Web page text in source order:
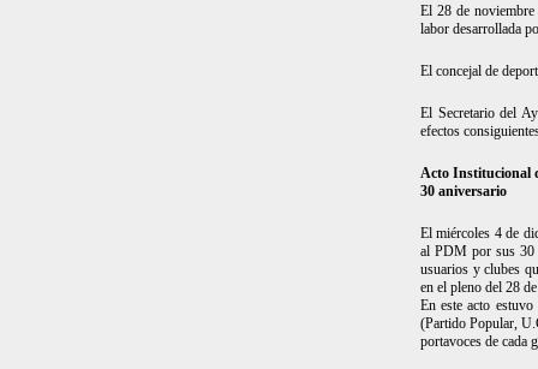
El 28 de noviembre
labor desarrollada
El concejal de
El Secretario del
efectos
Acto Institucional
30 aniversario
El miércoles 4 de
al PDM por sus 30
usuarios y clubes
en el pleno del 28
En este acto
(Partido Popular,
portavoces de cada